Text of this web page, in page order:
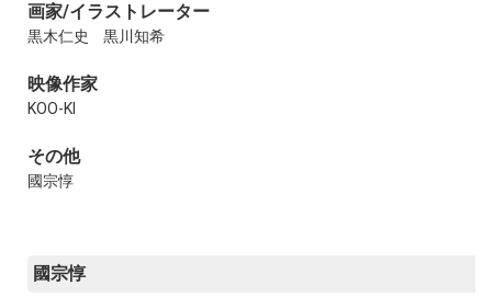
画家/イラストレーター
黒木仁史 黒川知希
映像作家
KOO-KI
その他
國宗惇
國宗惇